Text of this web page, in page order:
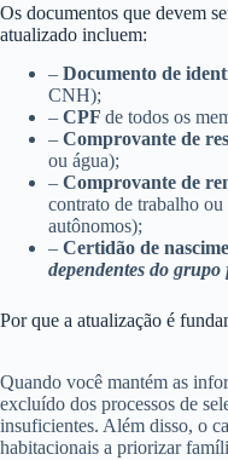
Os documentos que devem
atualizado incluem:
– Documento de
CNH);
– CPF de todos os
– Comprovante de
ou água);
– Comprovante de
contrato de trabalho
autônomos);
– Certidão de
dependentes do grupo
Por que a atualização é
Quando você mantém as
excluído dos processos de
insuficientes. Além disso, o
habitacionais a priorizar